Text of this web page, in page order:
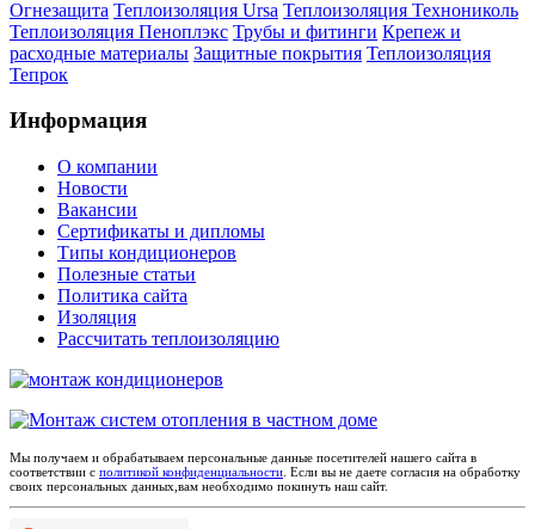
Огнезащита Теплоизоляция Ursa Теплоизоляция Технониколь
Теплоизоляция Пеноплэкс Трубы и фитинги Крепеж и
расходные материалы Защитные покрытия Теплоизоляция
Тепрок
Информация
О компании
Новости
Вакансии
Сертификаты и дипломы
Типы кондиционеров
Полезные статьи
Политика сайта
Изоляция
Рассчитать теплоизоляцию
Мы получаем и обрабатываем персональные данные посетителей нашего сайта в
соответствии с политикой конфиденциальности . Если вы не даете согласия на обработку
своих персональных данных,вам необходимо покинуть наш сайт.